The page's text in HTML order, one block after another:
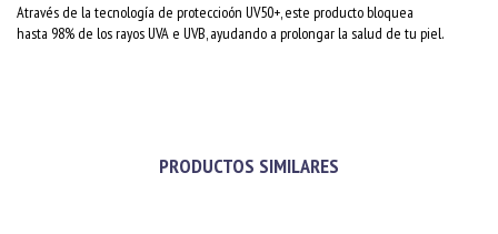
Através de la tecnología de proteccioón UV50+, este producto bloquea
hasta 98% de los rayos UVA e UVB, ayudando a prolongar la salud de tu piel.
PRODUCTOS SIMILARES